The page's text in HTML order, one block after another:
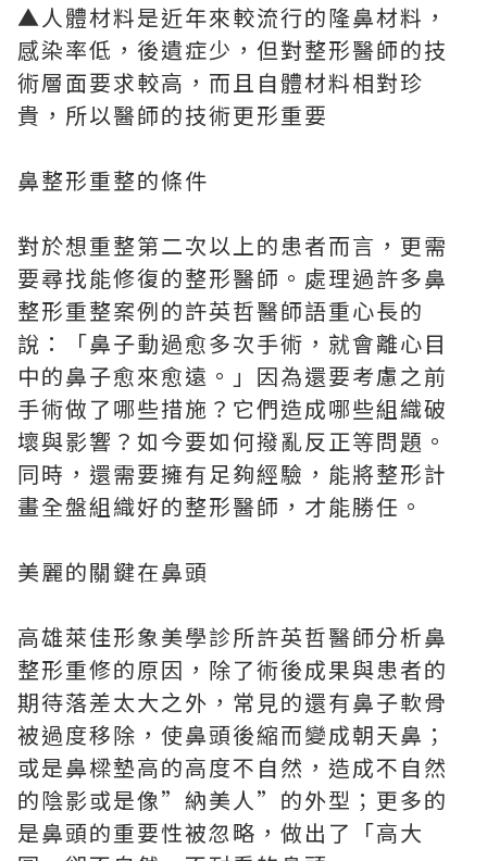
▲人體材料是近年來較流行的隆鼻材料，
感染率低，後遺症少，但對整形醫師的技
術層面要求較高，而且自體材料相對珍
貴，所以醫師的技術更形重要
鼻整形重整的條件
對於想重整第二次以上的患者而言，更需
要尋找能修復的整形醫師。處理過許多鼻
整形重整案例的許英哲醫師語重心長的
說：「鼻子動過愈多次手術，就會離心目
中的鼻子愈來愈遠。」因為還要考慮之前
手術做了哪些措施？它們造成哪些組織破
壞與影響？如今要如何撥亂反正等問題。
同時，還需要擁有足夠經驗，能將整形計
畫全盤組織好的整形醫師，才能勝任。
美麗的關鍵在鼻頭
高雄萊佳形象美學診所許英哲醫師分析鼻
整形重修的原因，除了術後成果與患者的
期待落差太大之外，常見的還有鼻子軟骨
被過度移除，使鼻頭後縮而變成朝天鼻；
或是鼻樑墊高的高度不自然，造成不自然
的陰影或是像”納美人”的外型；更多的
是鼻頭的重要性被忽略，做出了「高大